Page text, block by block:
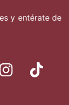
y entérate de